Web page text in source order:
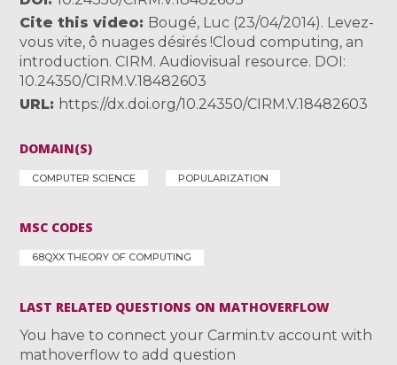
Cite this video
Bougé, Luc (23/04/2014). Levez-
vous vite, ô nuages désirés !Cloud computing, an
introduction. CIRM. Audiovisual resource. DOI:
10.24350/CIRM.V.18482603
URL
https://dx.doi.org/10.24350/CIRM.V.18482603
DOMAIN(S)
COMPUTER SCIENCE POPULARIZATION
MSC CODES
68QXX THEORY OF COMPUTING
LAST RELATED QUESTIONS ON MATHOVERFLOW
You have to connect your Carmin.tv account with
mathoverflow to add question